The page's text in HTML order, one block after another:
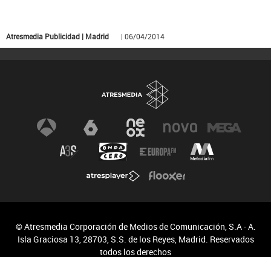
Atresmedia Publicidad | Madrid | 06/04/2014
© Atresmedia Corporación de Medios de Comunicación, S.A - A.
Isla Graciosa 13, 28703, S.S. de los Reyes, Madrid. Reservados
todos los derechos